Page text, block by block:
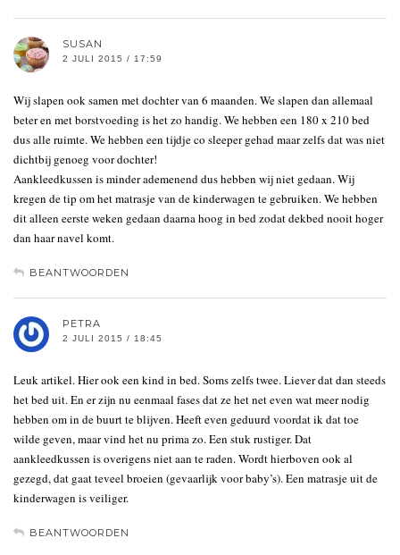
SUSAN
2 JULI 2015 / 17:59
Wij slapen ook samen met dochter van 6 maanden. We slapen dan allemaal
beter en met borstvoeding is het zo handig. We hebben een 180 x 210 bed
dus alle ruimte. We hebben een tijdje co sleeper gehad maar zelfs dat was niet
dichtbij genoeg voor dochter!
Aankleedkussen is minder ademenend dus hebben wij niet gedaan. Wij
kregen de tip om het matrasje van de kinderwagen te gebruiken. We hebben
dit alleen eerste weken gedaan daarna hoog in bed zodat dekbed nooit hoger
dan haar navel komt.
BEANTWOORDEN
PETRA
2 JULI 2015 / 18:45
Leuk artikel. Hier ook een kind in bed. Soms zelfs twee. Liever dat dan steeds
het bed uit. En er zijn nu eenmaal fases dat ze het net even wat meer nodig
hebben om in de buurt te blijven. Heeft even geduurd voordat ik dat toe
wilde geven, maar vind het nu prima zo. Een stuk rustiger. Dat
aankleedkussen is overigens niet aan te raden. Wordt hierboven ook al
gezegd, dat gaat teveel broeien (gevaarlijk voor baby’s). Een matrasje uit de
kinderwagen is veiliger.
BEANTWOORDEN